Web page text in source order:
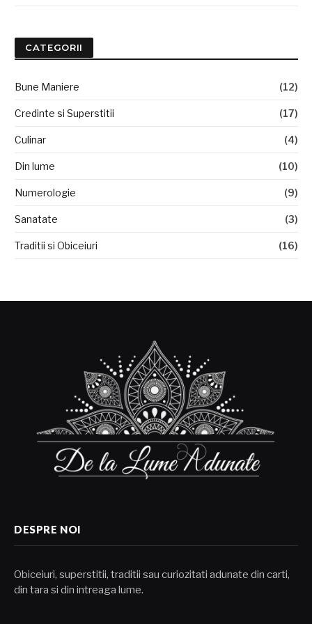
CATEGORII
Bune Maniere (12)
Credinte si Superstitii (17)
Culinar (4)
Din lume (10)
Numerologie (9)
Sanatate (3)
Traditii si Obiceiuri (16)
DESPRE NOI
Obiceiuri, superstitii, traditii sau curiozitati adunate din carti,
din tara si din intreaga lume.